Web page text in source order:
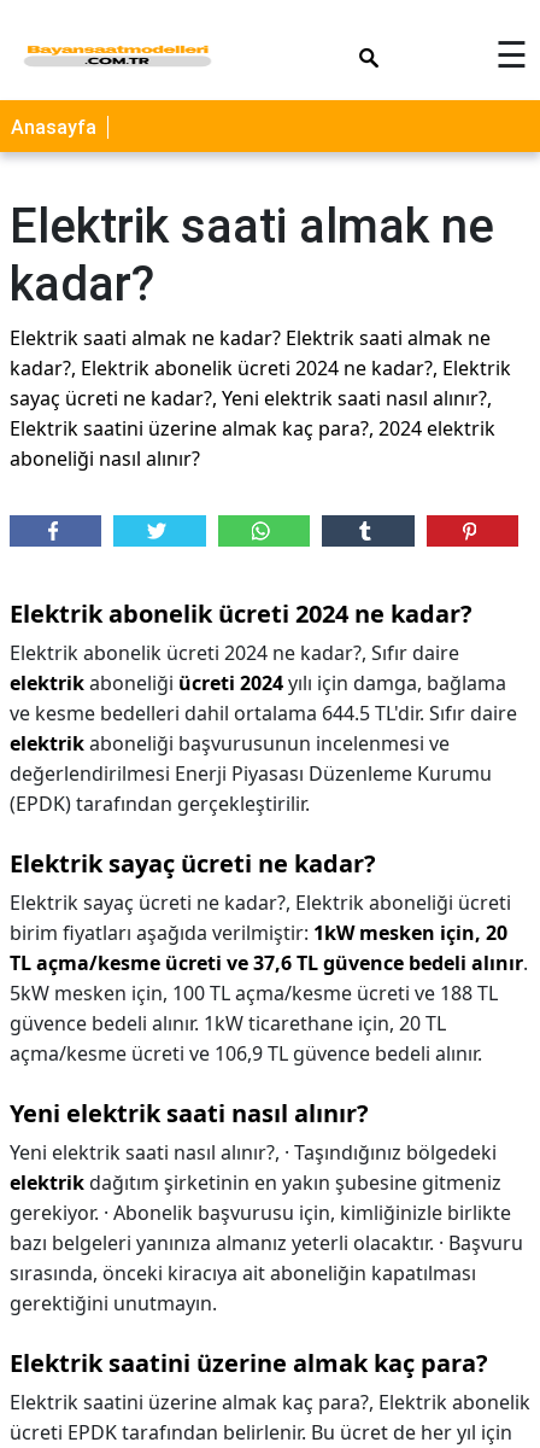
☰
Anasayfa
Elektrik saati almak ne
kadar?
Elektrik saati almak ne kadar? Elektrik saati almak ne
kadar?, Elektrik abonelik ücreti 2024 ne kadar?, Elektrik
sayaç ücreti ne kadar?, Yeni elektrik saati nasıl alınır?,
Elektrik saatini üzerine almak kaç para?, 2024 elektrik
aboneliği nasıl alınır?
Elektrik abonelik ücreti 2024 ne kadar?
Elektrik abonelik ücreti 2024 ne kadar?, Sıfır daire
elektrikaboneliği ücreti 2024yılı için damga, bağlama
ve kesme bedelleri dahil ortalama 644.5 TL'dir. Sıfır daire
elektrikaboneliği başvurusunun incelenmesi ve
değerlendirilmesi Enerji Piyasası Düzenleme Kurumu
(EPDK) tarafından gerçekleştirilir.
Elektrik sayaç ücreti ne kadar?
Elektrik sayaç ücreti ne kadar?, Elektrik aboneliği ücreti
birim fiyatları aşağıda verilmiştir: 1kW mesken için, 20
TL açma/kesme ücreti ve 37,6 TL güvence bedeli alınır.
5kW mesken için, 100 TL açma/kesme ücreti ve 188 TL
güvence bedeli alınır. 1kW ticarethane için, 20 TL
açma/kesme ücreti ve 106,9 TL güvence bedeli alınır.
Yeni elektrik saati nasıl alınır?
Yeni elektrik saati nasıl alınır?, · Taşındığınız bölgedeki
elektrikdağıtım şirketinin en yakın şubesine gitmeniz
gerekiyor. · Abonelik başvurusu için, kimliğinizle birlikte
bazı belgeleri yanınıza almanız yeterli olacaktır. · Başvuru
sırasında, önceki kiracıya ait aboneliğin kapatılması
gerektiğini unutmayın.
Elektrik saatini üzerine almak kaç para?
Elektrik saatini üzerine almak kaç para?, Elektrik abonelik
ücreti EPDK tarafından belirlenir. Bu ücret de her yıl için